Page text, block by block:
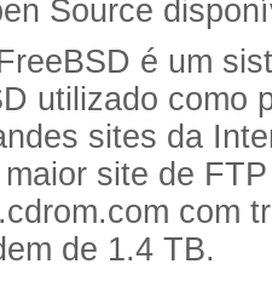
Source
é um
utilizado como
sites da
site de
com
de 1.4 TB.